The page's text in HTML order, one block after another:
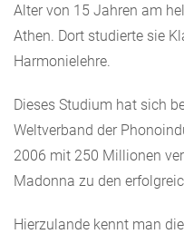
Alter von 15 Jahren am
Athen. Dort studierte sie
Harmonielehre.
Dieses Studium hat sich
Weltverband der
2006 mit 250 Millionen
Madonna zu den
Hierzulande kennt man